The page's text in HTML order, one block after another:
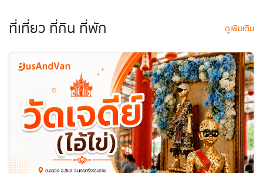
ที่เที่ยว ที่กิน ที่พัก ดูเพิ่มเติม